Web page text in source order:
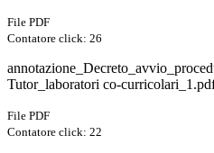
File PDF
Contatore click: 26
Tutor_laboratori co-
File PDF
Contatore click: 22